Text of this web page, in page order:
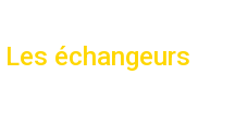
échangeurs